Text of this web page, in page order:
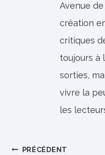
Avenue
création
critiques
toujours à
sorties,
vivre la
les
Navigation
PRÉCÉDENT